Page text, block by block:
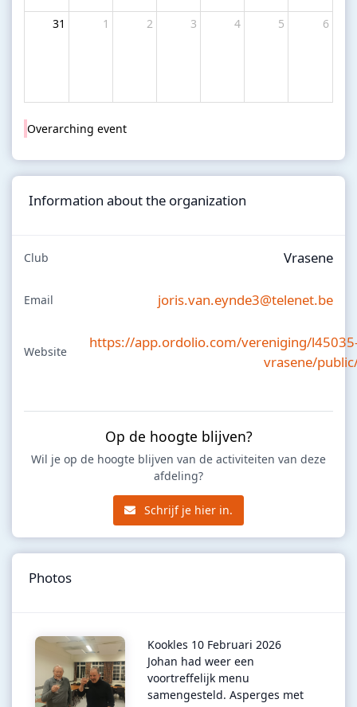
31 1 2 3 4 5 6
Overarching event
Information about the organization
Club Vrasene
Email joris.van.eynde3@telenet.be
Website
https://app.ordolio.com/vereniging/
vrasene/
Op de hoogte blijven?
Wil je op de hoogte blijven van de activiteiten van deze
afdeling?
Schrijf je hier in.
Photos
Kookles 10 Februari 2026
Johan had weer een
voortreffelijk menu
samengesteld. Asperges met